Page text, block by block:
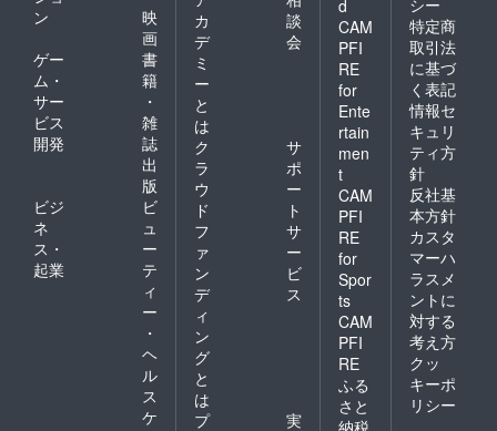
ン
映
画
ゲー
ム・
サー
ビス
開発
書
籍
・
雑
誌
出
版
ビジ
ネ
ス・
起業
ビ
ュ
ー
テ
ィ
ー
・
ヘ
ル
ス
ケ
カ
デ
ミ
ー
と
は
談
会
ク
ラ
ウ
ド
フ
ァ
ン
デ
ィ
ン
グ
と
は
サ
ポ
ー
ト
サ
ー
ビ
ス
プ
実
d
CAM
PFI
RE
for
Ente
rtain
men
t
CAM
PFI
RE
for
Spor
ts
CAM
PFI
RE
ふる
さと
納税
特定商
取引法
に基づ
く表記
情報セ
キュリ
ティ方
針
反社基
本方針
カスタ
マーハ
ラスメ
ントに
対する
考え方
クッ
キーポ
リシー